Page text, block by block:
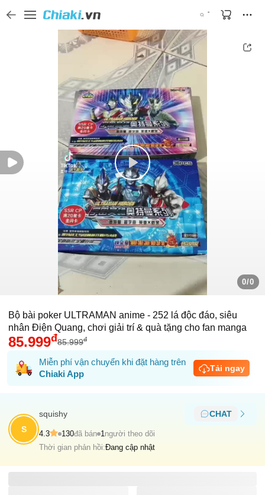
0/0
Bộ bài poker ULTRAMAN anime - 252 lá độc đáo, siêu
nhân Điện Quang, chơi giải trí & quà tặng cho fan manga
85.999đ85.999đ
Miễn phí vận chuyển khi đặt hàng trên
Chiaki App
Tải ngay
S
squishy CHAT
4.3 130đã bán 1 người theo dõi
Thời gian phản hồi:Đang cập nhật